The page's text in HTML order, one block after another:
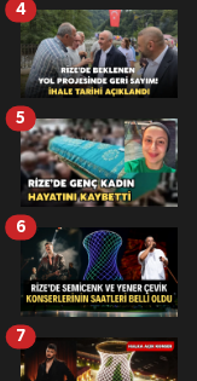
4
5
6
7